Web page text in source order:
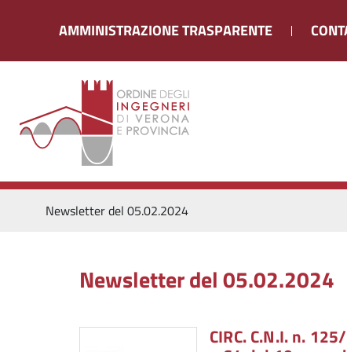
AMMINISTRAZIONE TRASPARENTE
Newsletter del 05.02.2024
Newsletter del 05.02.2024
CIRC. C.N.I. n.